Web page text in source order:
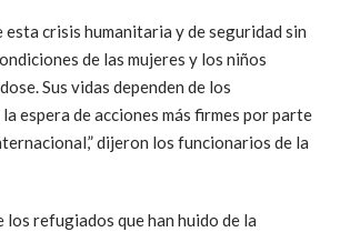
esta crisis humanitaria y de seguridad sin
de las mujeres y los niños
Sus vidas dependen de los
espera de acciones más firmes por parte
dijeron los funcionarios de la
los refugiados que han huido de la